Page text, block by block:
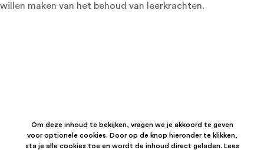
willen maken van het behoud van leerkrachten.
Om deze inhoud te bekijken, vragen we je akkoord te geven
voor optionele cookies. Door op de knop hieronder te klikken,
sta je alle cookies toe en wordt de inhoud direct geladen. Lees